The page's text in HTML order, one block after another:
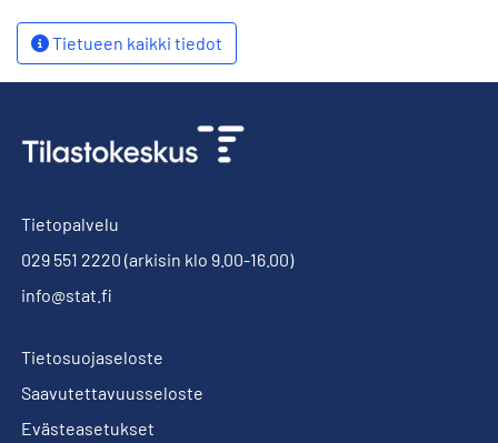
Tietueen kaikki tiedot
Tietopalvelu
029 551 2220 (arkisin klo 9.00-16.00)
info@stat.fi
Tietosuojaseloste
Saavutettavuusseloste
Evästeasetukset